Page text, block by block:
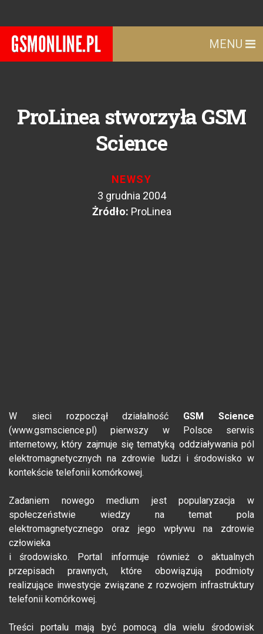
MENU
ProLinea stworzyła GSM
Science
NEWSY
3 grudnia 2004
Żródło: ProLinea
W sieci rozpoczął działalność GSM Science
(www.gsmscience.pl) pierwszy w Polsce serwis
internetowy, który zajmuje się tematyką oddziaływania pól
elektromagnetycznych na zdrowie ludzi i środowisko w
kontekście telefonii komórkowej.
Zadaniem nowego medium jest popularyzacja w
społeczeństwie wiedzy na temat pola
elektromagnetycznego oraz jego wpływu na zdrowie
człowieka
i środowisko. Portal informuje również o aktualnych
przepisach prawnych, które obowiązują podmioty
realizujące inwestycje związane z rozwojem infrastruktury
telefonii komórkowej.
Treści portalu mają być pomocą dla wielu środowisk